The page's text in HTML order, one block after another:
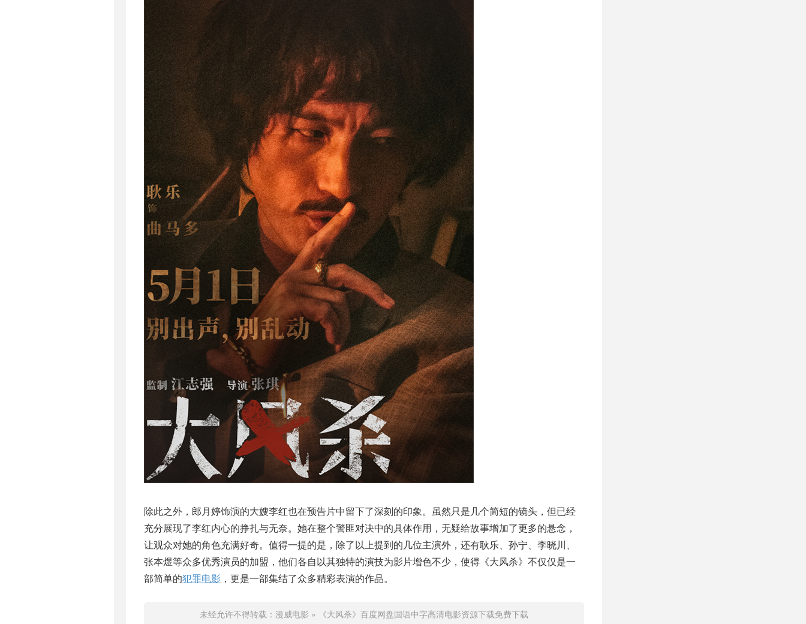
除此之外，郎月婷饰演的大嫂李红也在预告片中留下了深刻的印象。虽然只是几个简短的镜头，但已经
充分展现了李红内心的挣扎与无奈。她在整个警匪对决中的具体作用，无疑给故事增加了更多的悬念，
让观众对她的角色充满好奇。值得一提的是，除了以上提到的几位主演外，还有耿乐、孙宁、李晓川、
张本煜等众多优秀演员的加盟，他们各自以其独特的演技为影片增色不少，使得《大风杀》不仅仅是一
部简单的犯罪电影 ，更是一部集结了众多精彩表演的作品。
未经允许不得转载： 漫威电影 » 《大风杀》百度网盘国语中字高清电影资源下载免费下载